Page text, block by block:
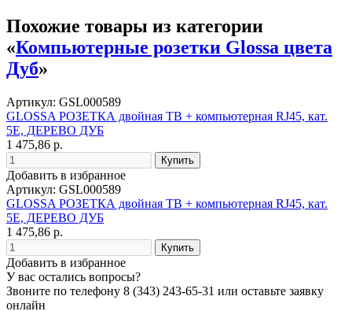
Похожие товары из категории
«Компьютерные розетки Glossa цвета
Дуб»
Артикул: GSL000589
GLOSSA РОЗЕТКА двойная ТВ + компьютерная RJ45, кат.
5Е, ДЕРЕВО ДУБ
1 475,86 р.
Добавить в избранное
Артикул: GSL000589
GLOSSA РОЗЕТКА двойная ТВ + компьютерная RJ45, кат.
5Е, ДЕРЕВО ДУБ
1 475,86 р.
Добавить в избранное
У вас остались вопросы?
Звоните по телефону 8 (343) 243-65-31 или оставьте заявку
онлайн